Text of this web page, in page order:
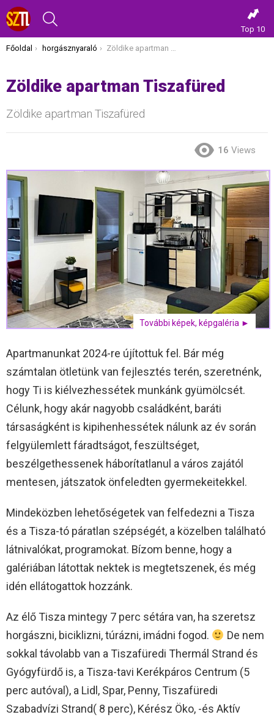
Top 10
Itt vagy most:
Főoldal horgásznyaraló Zöldike apartman Tiszafüred
Zöldike apartman Tiszafüred
Zöldike apartman Tiszafüred
16 Views
További képek, képgaléria ►
Apartmanunkat 2024-re újítottuk fel. Bár még
számtalan ötletünk van fejlesztés terén, szeretnénk,
hogy Ti is kiélvezhessétek munkánk gyümölcsét.
Célunk, hogy akár nagyobb családként, baráti
társaságként is kipihenhessétek nálunk az év során
felgyülemlett fáradtságot, feszültséget,
beszélgethessenek háborítatlanul a város zajától
mentesen, játszatok önfeledten gyermekeitekkel.
Mindeközben lehetőségetek van felfedezni a Tisza
és a Tisza-tó páratlan szépségét, a közelben található
látnivalókat, programokat. Bízom benne, hogy a
galériában látottak nektek is megtetszenek, és még
idén ellátogattok hozzánk.
Az élő Tisza mintegy 7 perc sétára van, ha szeretsz
horgászni, biciklizni, túrázni, imádni fogod.
De nem
sokkal távolabb van a Tiszafüredi Thermál Strand és
Gyógyfürdő is, a Tisza-tavi Kerékpáros Centrum (5
perc autóval), a Lidl, Spar, Penny, Tiszafüredi
Szabadvízi Strand( 8 perc), Kérész Öko, -és Aktív